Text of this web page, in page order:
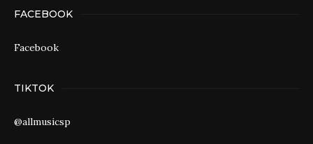
FACEBOOK
Facebook
TIKTOK
@allmusicsp